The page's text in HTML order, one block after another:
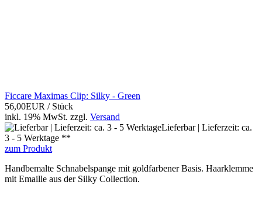
Ficcare Maximas Clip: Silky - Green
56,00EUR / Stück
inkl. 19% MwSt. zzgl. Versand
Lieferbar | Lieferzeit: ca.
3 - 5 Werktage **
zum Produkt
Handbemalte Schnabelspange mit goldfarbener Basis. Haarklemme
mit Emaille aus der Silky Collection.